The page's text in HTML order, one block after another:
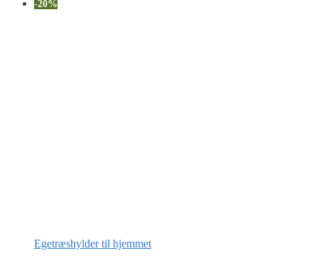
-20%
Egetræshylder til hjemmet